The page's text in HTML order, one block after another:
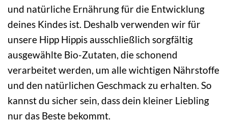
und natürliche Ernährung für die Entwicklung
deines Kindes ist. Deshalb verwenden wir für
unsere Hipp Hippis ausschließlich sorgfältig
ausgewählte Bio-Zutaten, die schonend
verarbeitet werden, um alle wichtigen Nährstoffe
und den natürlichen Geschmack zu erhalten. So
kannst du sicher sein, dass dein kleiner Liebling
nur das Beste bekommt.